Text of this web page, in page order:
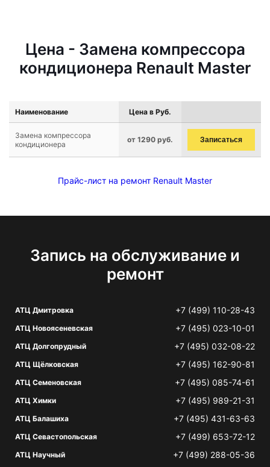
Цена - Замена компрессора
кондиционера Renault Master
Наименование Цена в Руб.
Замена компрессора
кондиционера
от 1290 руб. Записаться
Прайс-лист на ремонт Renault Master
Запись на обслуживание и
ремонт
АТЦ Дмитровка +7 (499) 110-28-43
АТЦ Новоясеневская +7 (495) 023-10-01
АТЦ Долгопрудный +7 (495) 032-08-22
АТЦ Щёлковская +7 (495) 162-90-81
АТЦ Семеновская +7 (495) 085-74-61
АТЦ Химки +7 (495) 989-21-31
АТЦ Балашиха +7 (495) 431-63-63
АТЦ Севастопольская +7 (499) 653-72-12
АТЦ Научный +7 (499) 288-05-36